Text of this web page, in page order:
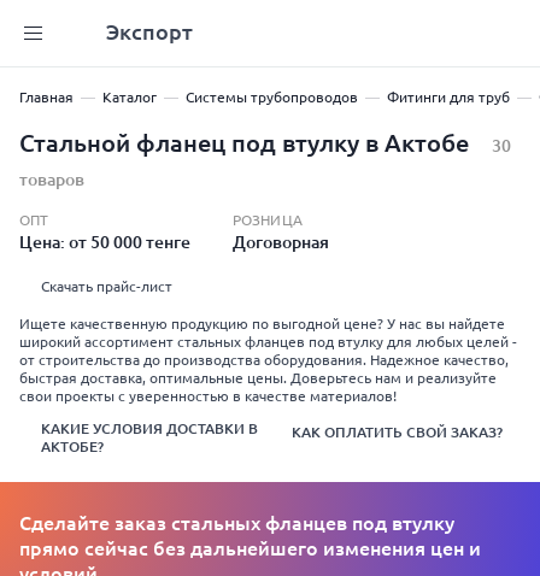
Экспорт
Главная Каталог Системы трубопроводов Фитинги для труб
Стальной фланец под втулку в Актобе
30
товаров
ОПТ
Цена: от 50 000 тенге
РОЗНИЦА
Договорная
Скачать прайс-лист
Ищете качественную продукцию по выгодной цене? У нас вы найдете
широкий ассортимент стальных фланцев под втулку для любых целей -
от строительства до производства оборудования. Надежное качество,
быстрая доставка, оптимальные цены. Доверьтесь нам и реализуйте
свои проекты с уверенностью в качестве материалов!
КАКИЕ УСЛОВИЯ ДОСТАВКИ В
АКТОБЕ?
КАК ОПЛАТИТЬ СВОЙ ЗАКАЗ?
Сделайте заказ стальных фланцев под втулку
прямо сейчас без дальнейшего изменения цен и